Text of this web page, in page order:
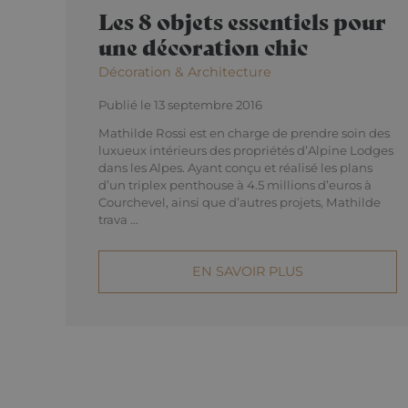
Les 8 objets essentiels pour
une décoration chic
Décoration & Architecture
Publié le 13 septembre 2016
Mathilde Rossi est en charge de prendre soin des
luxueux intérieurs des propriétés d’Alpine Lodges
dans les Alpes. Ayant conçu et réalisé les plans
d’un triplex penthouse à 4.5 millions d’euros à
Courchevel, ainsi que d’autres projets, Mathilde
trava ...
EN SAVOIR PLUS
_gid
_gcl_au
Google
.alpine-
lodges.fr
_fbp
Meta
Inc.
Nom